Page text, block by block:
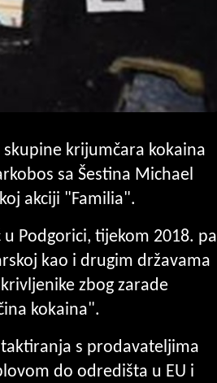
krijumčara kokaina
sa Šestina Michael
akciji "Familia".
Podgorici, tijekom 2018. pa
kao i drugim državama
zbog zarade
kokaina".
s prodavateljima
do odredišta u EU i